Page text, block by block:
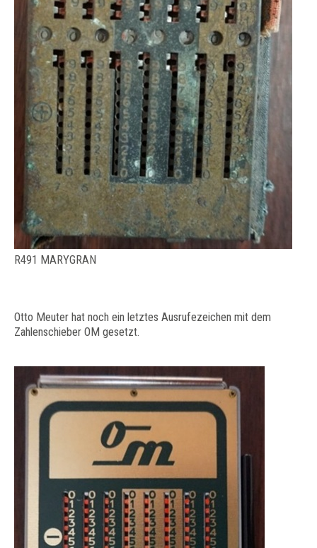
R491 MARYGRAN
Otto Meuter hat noch ein letztes Ausrufezeichen mit dem
Zahlenschieber OM gesetzt.